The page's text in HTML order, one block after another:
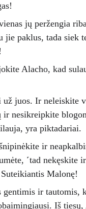
jų peržengia
jie paklus, tada siek
Alacho, kad
juos. Ir neleiskite
ir nesikreipkite
yra piktadariai.
ir
˹tad nekęskite ir
Malonę!
ir tautomis,
Iš tiesų,